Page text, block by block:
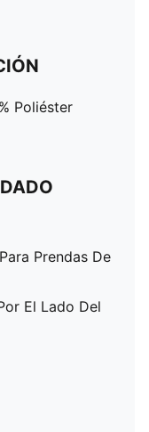
Poliéster
Prendas De
El Lado Del